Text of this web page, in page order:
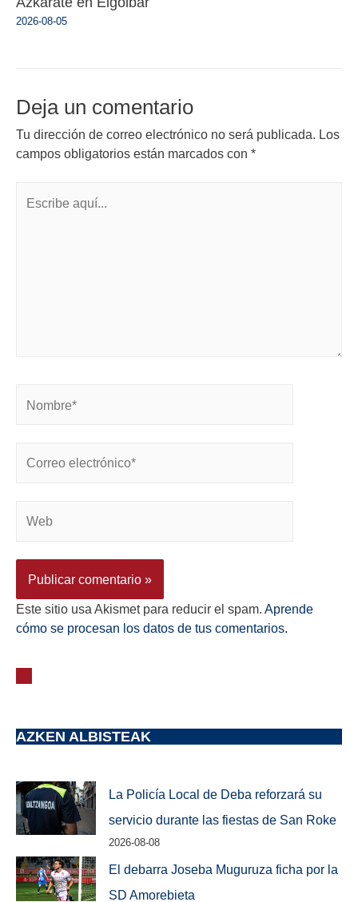
2026-08-05
Deja un comentario
Tu dirección de correo electrónico no será publicada. Los
campos obligatorios están marcados con *
Este sitio usa Akismet para reducir el spam. Aprende
cómo se procesan los datos de tus comentarios.
AZKEN ALBISTEAK
La Policía Local de Deba reforzará su
servicio durante las fiestas de San Roke
2026-08-08
El debarra Joseba Muguruza ficha por la
SD Amorebieta